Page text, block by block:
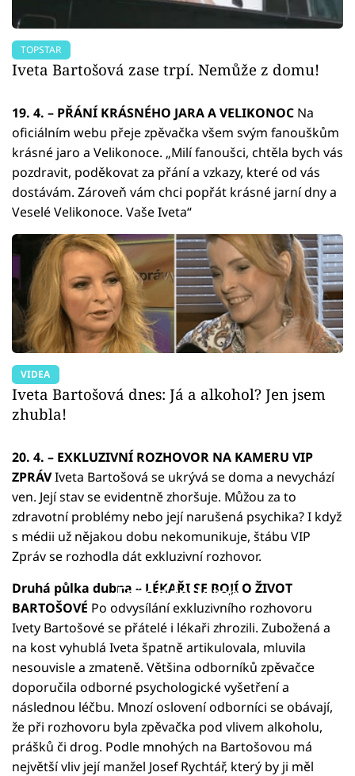
TOPSTAR
Iveta Bartošová zase trpí. Nemůže z domu!
19. 4. – PŘÁNÍ KRÁSNÉHO JARA A VELIKONOC Na
oficiálním webu přeje zpěvačka všem svým fanouškům
krásné jaro a Velikonoce. „Milí fanoušci, chtěla bych vás
pozdravit, poděkovat za přání a vzkazy, které od vás
dostávám. Zároveň vám chci popřát krásné jarní dny a
Veselé Velikonoce. Vaše Iveta“
VIDEA
Iveta Bartošová dnes: Já a alkohol? Jen jsem
zhubla!
20. 4. – EXKLUZIVNÍ ROZHOVOR NA KAMERU VIP
ZPRÁVIveta Bartošová se ukrývá se doma a nevychází
ven. Její stav se evidentně zhoršuje. Můžou za to
zdravotní problémy nebo její narušená psychika? I když
s médii už nějakou dobu nekomunikuje, štábu VIP
Zpráv se rozhodla dát exkluzivní rozhovor.
Failed to fetch
Druhá půlka dubna – LÉKAŘI SE BOJÍ O ŽIVOT
BARTOŠOVÉ Po odvysílání exkluzivního rozhovoru
Ivety Bartošové se přátelé i lékaři zhrozili. Zubožená a
na kost vyhublá Iveta špatně artikulovala, mluvila
nesouvisle a zmateně. Většina odborníků zpěvačce
doporučila odborné psychologické vyšetření a
následnou léčbu. Mnozí oslovení odborníci se obávají,
že při rozhovoru byla zpěvačka pod vlivem alkoholu,
prášků či drog. Podle mnohých na Bartošovou má
největší vliv její manžel Josef Rychtář, který by ji měl